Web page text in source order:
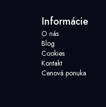
Informácie
O nás
Blog
Cookies
Kontakt
Cenová ponuka